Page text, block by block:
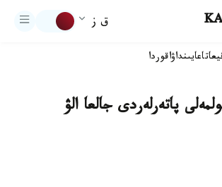
ق ز
تاعايىنداۋاقوردا
پاتەرلەردى جالعا الۋ